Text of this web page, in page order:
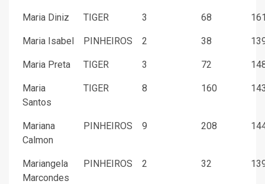
Maria Diniz TIGER 3 68
Maria Isabel PINHEIROS 2 38
Maria Preta TIGER 3 72
Maria
Santos
TIGER 8 160
Mariana
Calmon
PINHEIROS 9 208
Mariangela
Marcondes
PINHEIROS 2 32